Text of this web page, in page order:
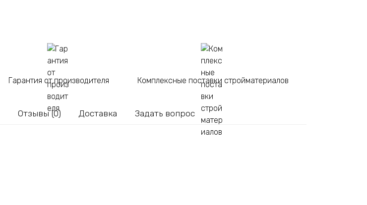
Гарантия от производителя Комплексные поставки стройматериалов
Отзывы (0) Доставка Задать вопрос